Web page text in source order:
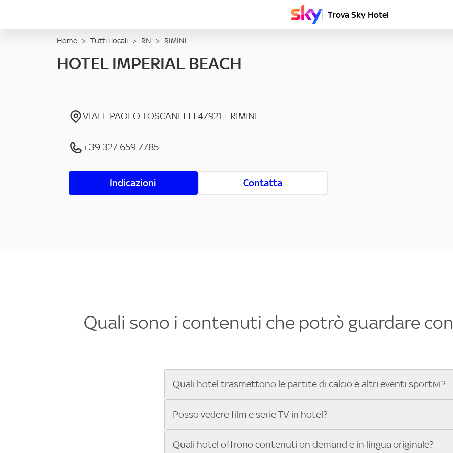
Trova Sky Hotel
Home > Tutti i locali > RN > RIMINI
HOTEL IMPERIAL BEACH
VIALE PAOLO TOSCANELLI 47921 - RIMINI
+39 327 659 7785
Indicazioni Contatta
Quali sono i contenuti che potrò guardare
Quali hotel trasmettono le partite di calcio e altri eventi sportivi?
Se cerchi un hotel dove poter vedere le partite di Serie A, UEFA Champions
che trasmette gli eventi sportivi.
Posso vedere film e serie TV in hotel?
Sì, gli hotel che hanno Sky in camera offrono una vasta selezione di film
Quali hotel offrono contenuti on demand e in lingua originale?